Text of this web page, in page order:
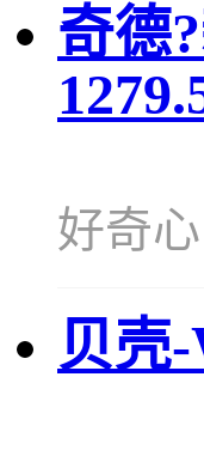
奇德
好奇
贝壳